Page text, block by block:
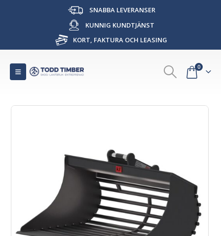
SNABBA LEVERANSER
KUNNIG KUNDTJÄNST
KORT, FAKTURA OCH LEASING
0